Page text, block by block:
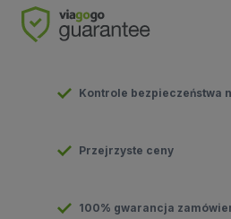
Kontrole bezpieczeństwa
Przejrzyste ceny
100% gwarancja